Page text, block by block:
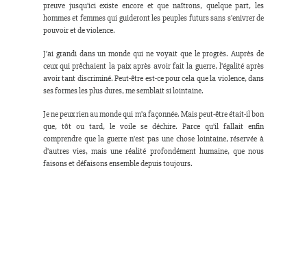
preuve jusqu’ici existe encore et que naîtrons, quelque part, les
hommes et femmes qui guideront les peuples futurs sans s’enivrer de
pouvoir et de violence.
J’ai grandi dans un monde qui ne voyait que le progrès. Auprès de
ceux qui prêchaient la paix après avoir fait la guerre, l’égalité après
avoir tant discriminé. Peut-être est-ce pour cela que la violence, dans
ses formes les plus dures, me semblait si lointaine.
Je ne peux rien au monde qui m’a façonnée. Mais peut-être était-il bon
que, tôt ou tard, le voile se déchire. Parce qu’il fallait enfin
comprendre que la guerre n’est pas une chose lointaine, réservée à
d’autres vies, mais une réalité profondément humaine, que nous
faisons et défaisons ensemble depuis toujours.